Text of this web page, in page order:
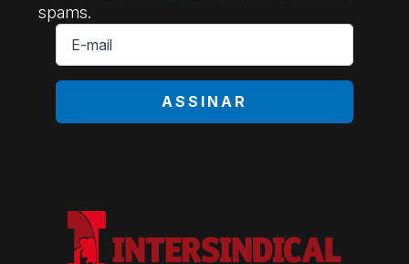
spams.
E-
mail
ASSINAR